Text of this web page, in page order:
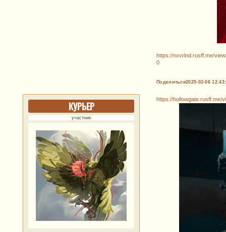
https://nxvrlnd.rusff.me/
0
Поделиться2025-02-06
КУРЬЕР
участник
https://hollowgate.rusff.me/